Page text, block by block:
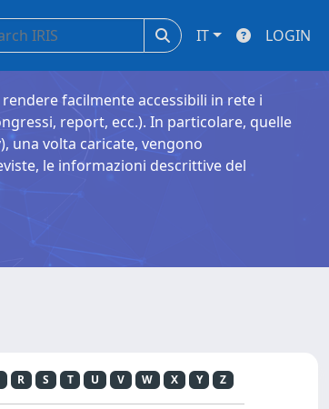
IT LOGIN
facilmente accessibili in rete i
report, ecc.). In particolare, quelle
una volta caricate, vengono
le informazioni descrittive del
R S T U V W X Y Z